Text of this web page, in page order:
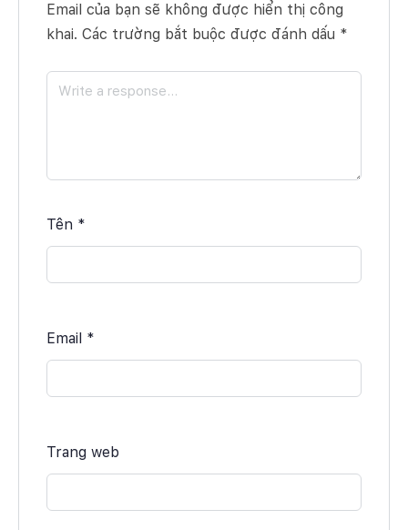
Email của bạn sẽ không được hiển thị công
khai. Các trường bắt buộc được đánh dấu *
Tên *
Email *
Trang web